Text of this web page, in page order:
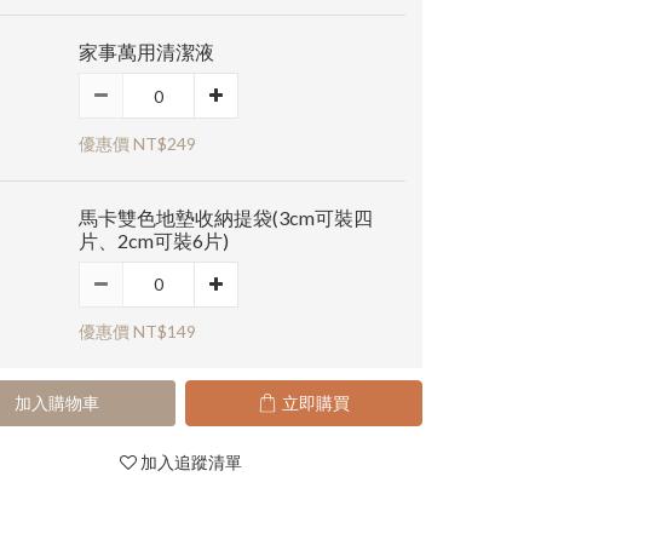
家事萬用清潔液
優惠價 NT$249
馬卡雙色地墊收納提袋(3cm可裝四
片、2cm可裝6片)
優惠價 NT$149
加入購物車 立即購買
加入追蹤清單